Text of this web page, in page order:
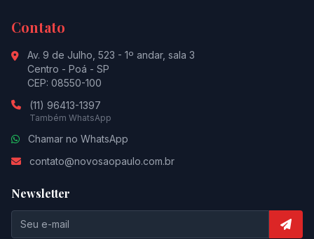
Contato
Av. 9 de Julho, 523 - 1º andar, sala 3
Centro - Poá - SP
CEP: 08550-100
(11) 96413-1397
Também WhatsApp
Chamar no WhatsApp
contato@novosaopaulo.com.br
Newsletter